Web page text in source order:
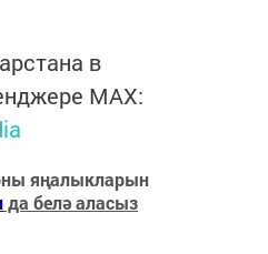
в
MАХ:
яңалыкларын
да белә аласыз